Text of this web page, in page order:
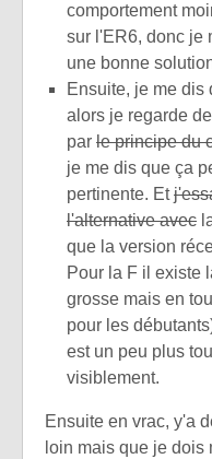
comportement
sur l'ER6, donc je
une bonne
Ensuite, je me dis
alors je regarde
par le principe du
je me dis que ça
pertinente. Et
l'alternative avec
que la version
Pour la F il existe
grosse mais en
pour les
est un peu plus
visiblement.
Ensuite en vrac, y'a
loin mais que je dois